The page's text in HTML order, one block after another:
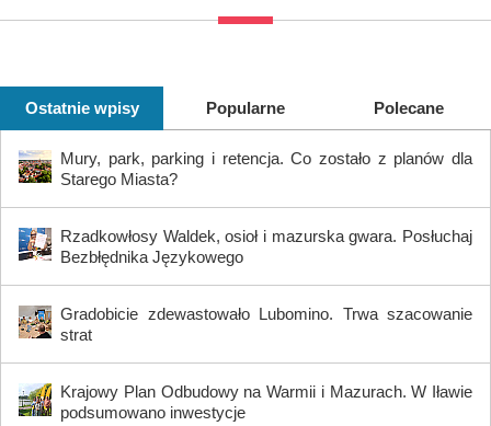
Ostatnie wpisy Popularne Polecane
Mury, park, parking i retencja. Co zostało z planów dla
Starego Miasta?
Rzadkowłosy Waldek, osioł i mazurska gwara. Posłuchaj
Bezbłędnika Językowego
Gradobicie zdewastowało Lubomino. Trwa szacowanie
strat
Krajowy Plan Odbudowy na Warmii i Mazurach. W Iławie
podsumowano inwestycje